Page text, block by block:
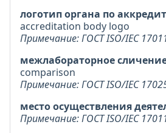
логотип органа по
accreditation body logo
Примечание: ГОСТ ISO/IEC
межлабораторное
comparison
Примечание: ГОСТ ISO/IEC
место осуществления
Примечание: ГОСТ ISO/IEC